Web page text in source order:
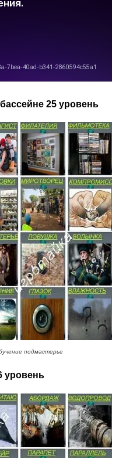
25 уровень
подмастерье
уровень